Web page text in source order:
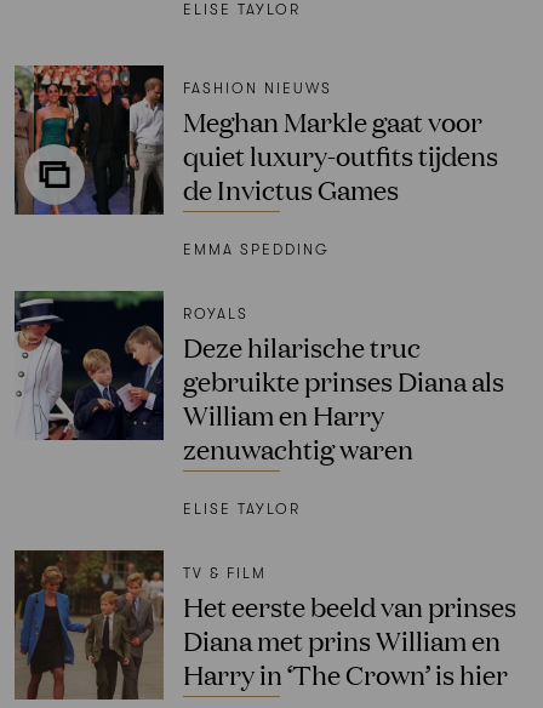
ELISE TAYLOR
FASHION NIEUWS
Meghan Markle gaat voor
quiet luxury-outfits tijdens
de Invictus Games
EMMA SPEDDING
ROYALS
Deze hilarische truc
gebruikte prinses Diana als
William en Harry
zenuwachtig waren
ELISE TAYLOR
TV & FILM
Het eerste beeld van prinses
Diana met prins William en
Harry in ‘The Crown’ is hier